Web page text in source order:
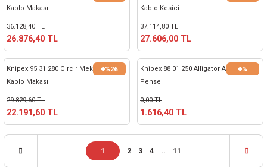
Kablo Makası
36.128,40 TL
26.876,40 TL
Kablo Kesici
37.114,80 TL
27.606,00 TL
%26
Knipex 95 31 280 Cırcır Mekanizmalı
Kablo Makası
29.829,60 TL
22.191,60 TL
%
Knipex 88 01 250 Alligator Ayarlı Fort
Pense
0,00 TL
1.616,40 TL
1 2 3 4 .. 11